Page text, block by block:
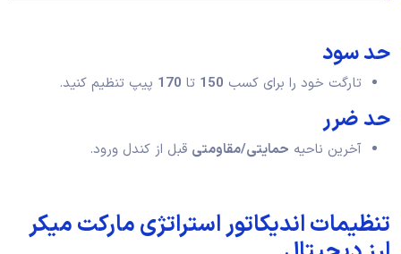
حد سود
تارگت خود را برای کسب 150 تا 170 پیپ تنظیم کنید.
حد ضرر
آخرین ناحیه حمایتی/مقاومتی قبل از کندل ورود.
تنظیمات اندیکاتور استراتژی مارکت میکر